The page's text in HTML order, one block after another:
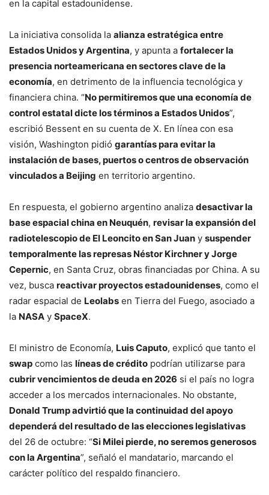
en la capital estadounidense.
La iniciativa consolida la alianza estratégica entre
Estados Unidos y Argentina, y apunta a fortalecer la
presencia norteamericana en sectores clave de la
economía, en detrimento de la influencia tecnológica y
financiera china. “No permitiremos que una economía de
control estatal dicte los términos a Estados Unidos”,
escribió Bessent en su cuenta de X. En línea con esa
visión, Washington pidió garantías para evitar la
instalación de bases, puertos o centros de observación
vinculados a Beijing en territorio argentino.
En respuesta, el gobierno argentino analiza desactivar la
base espacial china en Neuquén, revisar la expansión del
radiotelescopio de El Leoncito en San Juan y suspender
temporalmente las represas Néstor Kirchner y Jorge
Cepernic, en Santa Cruz, obras financiadas por China. A su
vez, busca reactivar proyectos estadounidenses, como el
radar espacial de Leolabs en Tierra del Fuego, asociado a
la NASA y SpaceX.
El ministro de Economía, Luis Caputo, explicó que tanto el
swap como las líneas de crédito podrían utilizarse para
cubrir vencimientos de deuda en 2026 si el país no logra
acceder a los mercados internacionales. No obstante,
Donald Trump advirtió que la continuidad del apoyo
dependerá del resultado de las elecciones legislativas
del 26 de octubre: “Si Milei pierde, no seremos generosos
con la Argentina”, señaló el mandatario, marcando el
carácter político del respaldo financiero.